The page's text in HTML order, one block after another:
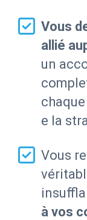
Vous
allié
un
e la
Vous
à vos